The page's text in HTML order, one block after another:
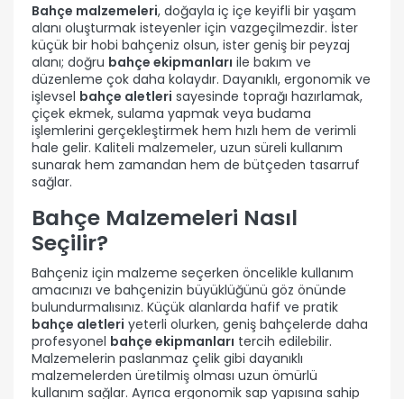
Bahçe malzemeleri, doğayla iç içe keyifli bir yaşam
alanı oluşturmak isteyenler için vazgeçilmezdir. İster
küçük bir hobi bahçeniz olsun, ister geniş bir peyzaj
alanı; doğru bahçe ekipmanları ile bakım ve
düzenleme çok daha kolaydır. Dayanıklı, ergonomik ve
işlevsel bahçe aletleri sayesinde toprağı hazırlamak,
çiçek ekmek, sulama yapmak veya budama
işlemlerini gerçekleştirmek hem hızlı hem de verimli
hale gelir. Kaliteli malzemeler, uzun süreli kullanım
sunarak hem zamandan hem de bütçeden tasarruf
sağlar.
Bahçe Malzemeleri Nasıl
Seçilir?
Bahçeniz için malzeme seçerken öncelikle kullanım
amacınızı ve bahçenizin büyüklüğünü göz önünde
bulundurmalısınız. Küçük alanlarda hafif ve pratik
bahçe aletleri yeterli olurken, geniş bahçelerde daha
profesyonel bahçe ekipmanları tercih edilebilir.
Malzemelerin paslanmaz çelik gibi dayanıklı
malzemelerden üretilmiş olması uzun ömürlü
kullanım sağlar. Ayrıca ergonomik sap yapısına sahip